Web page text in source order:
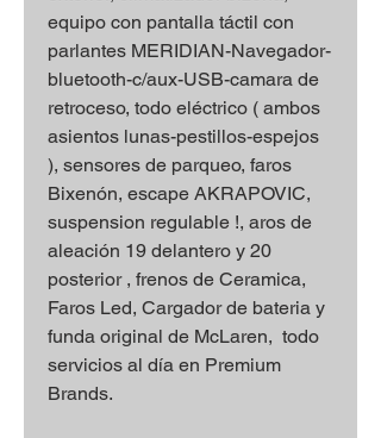
equipo con pantalla táctil con
parlantes MERIDIAN-Navegador-
bluetooth-c/aux-USB-camara de
retroceso, todo eléctrico ( ambos
asientos lunas-pestillos-espejos
), sensores de parqueo, faros
Bixenón, escape AKRAPOVIC,
suspension regulable !, aros de
aleación 19 delantero y 20
posterior , frenos de Ceramica,
Faros Led, Cargador de bateria y
funda original de McLaren, todo
servicios al día en Premium
Brands.